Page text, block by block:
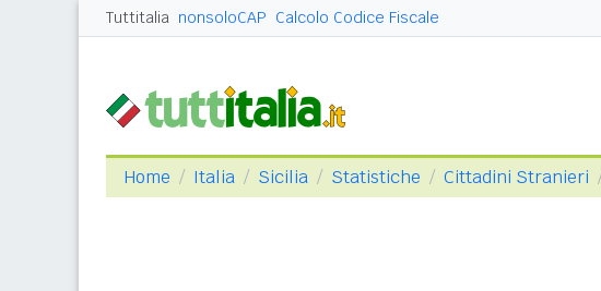
Tuttitalia nonsoloCAP Calcolo Codice Fiscale
Home Italia Sicilia Statistiche Cittadini Stranieri